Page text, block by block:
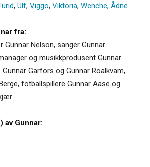
, Ulf, Viggo, Viktoria, Wenche, Ådne
fra:
Gunnar Nelson, sanger Gunnar
og musikkprodusent Gunnar
Garfors og Gunnar Roalkvam,
fotballspillere Gunnar Aase og
av Gunnar: